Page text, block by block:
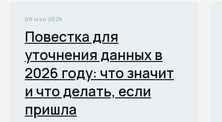
08 мая 2026
Повестка для
уточнения данных в
2026 году: что значит
и что делать, если
пришла